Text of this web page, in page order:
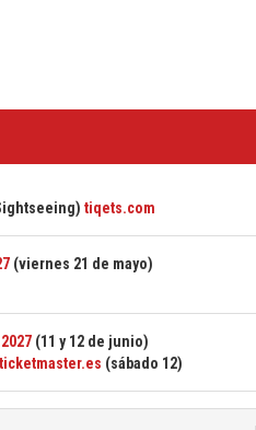
tiqets.com
(viernes 21 de mayo)
(11 y 12 de junio)
ticketmaster.es (sábado 12)